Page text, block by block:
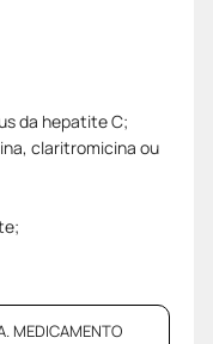
da hepatite C;
claritromicina ou
MEDICAMENTO